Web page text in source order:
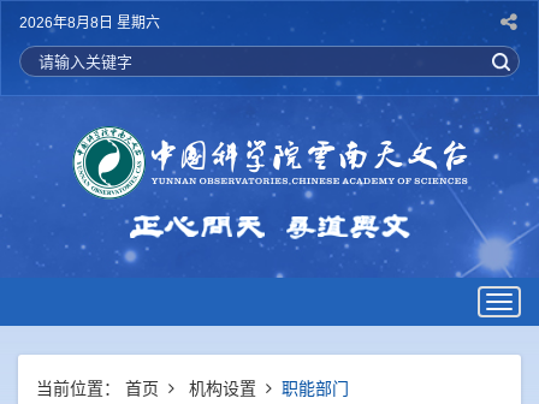
2026年8月8日 星期六
当前位置： 首页 机构设置 职能部门